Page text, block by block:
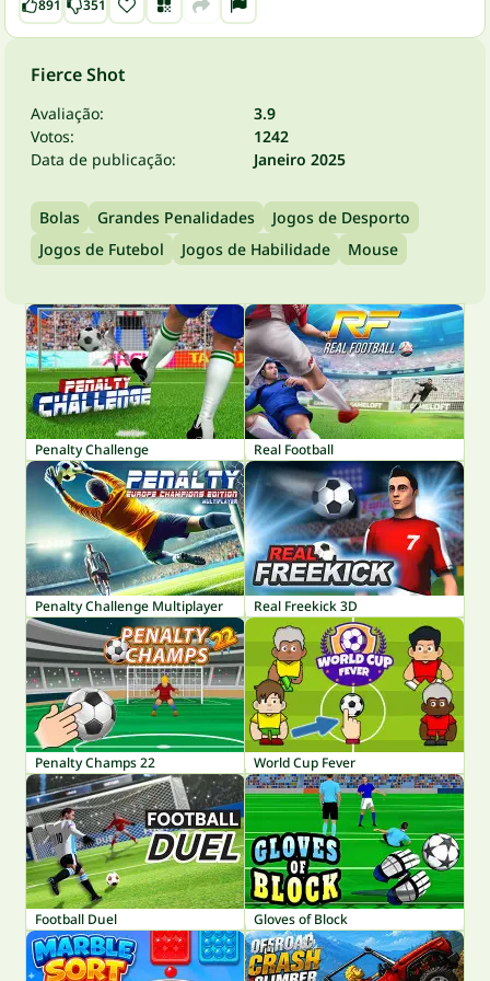
891 351
Fierce Shot
Avaliação:
3.9
Votos:
1242
Data de publicação:
Janeiro 2025
Bolas Grandes Penalidades
Jogos de Desporto
Jogos de Futebol
Jogos de Habilidade Mouse
Penalty Challenge Real Football
Penalty Challenge Multiplayer Real Freekick 3D
Penalty Champs 22 World Cup Fever
Football Duel Gloves of Block